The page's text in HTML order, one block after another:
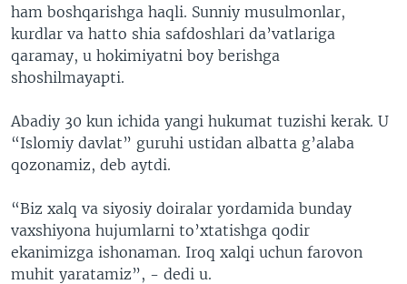
ham boshqarishga haqli. Sunniy musulmonlar,
kurdlar va hatto shia safdoshlari da’vatlariga
qaramay, u hokimiyatni boy berishga
shoshilmayapti.
Abadiy 30 kun ichida yangi hukumat tuzishi kerak. U
“Islomiy davlat” guruhi ustidan albatta g’alaba
qozonamiz, deb aytdi.
“Biz xalq va siyosiy doiralar yordamida bunday
vaxshiyona hujumlarni to’xtatishga qodir
ekanimizga ishonaman. Iroq xalqi uchun farovon
muhit yaratamiz”, - dedi u.